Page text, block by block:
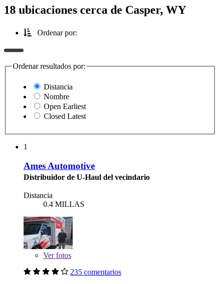
18 ubicaciones cerca de Casper, WY
Ordenar por:
Ordenar resultados por:
Distancia
Nombre
Open Earliest
Closed Latest
1
Ames Automotive
Distribuidor de U-Haul del vecindario
Distancia
0.4 MILLAS
Verfotos
235 comentarios